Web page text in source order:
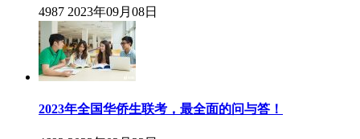
4987 2023年09月08日
2023年全国华侨生联考，最全面的问与答！